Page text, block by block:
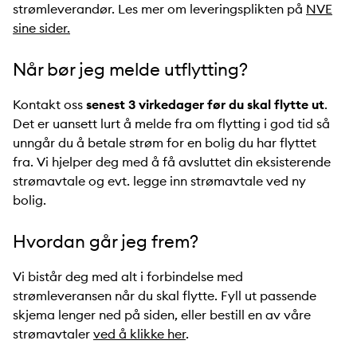
strømleverandør. Les mer om leveringsplikten på NVE
sine sider.
Når bør jeg melde utflytting?
Kontakt oss senest 3 virkedager før du skal flytte ut.
Det er uansett lurt å melde fra om flytting i god tid så
unngår du å betale strøm for en bolig du har flyttet
fra. Vi hjelper deg med å få avsluttet din eksisterende
strømavtale og evt. legge inn strømavtale ved ny
bolig.
Hvordan går jeg frem?
Vi bistår deg med alt i forbindelse med
strømleveransen når du skal flytte. Fyll ut passende
skjema lenger ned på siden, eller bestill en av våre
strømavtaler ved å klikke her.